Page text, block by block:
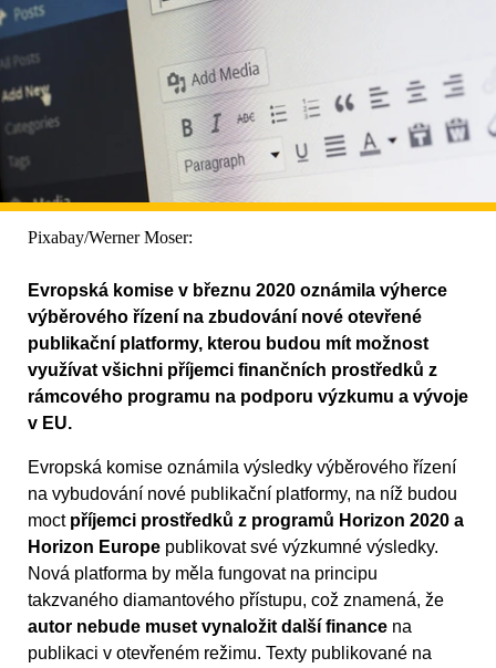
Pixabay/Werner Moser:
Evropská komise v březnu 2020 oznámila výherce
výběrového řízení na zbudování nové otevřené
publikační platformy, kterou budou mít možnost
využívat všichni příjemci finančních prostředků z
rámcového programu na podporu výzkumu a vývoje
v EU.
Evropská komise oznámila výsledky výběrového řízení
na vybudování nové publikační platformy, na níž budou
moct příjemci prostředků z programů Horizon 2020 a
Horizon Europe publikovat své výzkumné výsledky.
Nová platforma by měla fungovat na principu
takzvaného diamantového přístupu, což znamená, že
autor nebude muset vynaložit další finance na
publikaci v otevřeném režimu. Texty publikované na